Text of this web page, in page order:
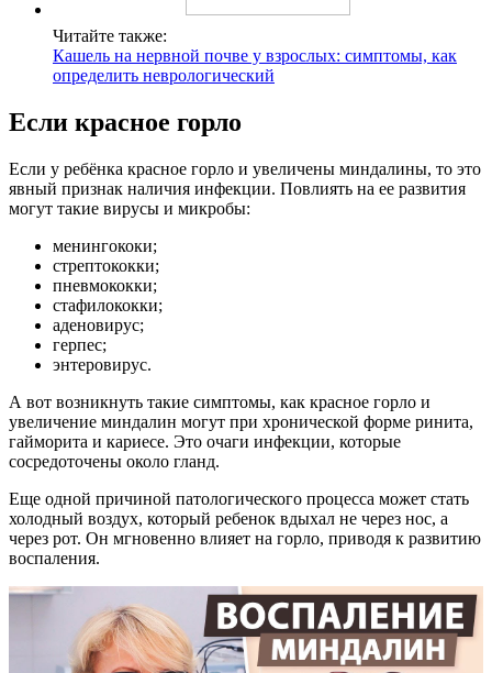
Читайте также:
Кашель на нервной почве у взрослых: симптомы, как
определить неврологический
Если красное горло
Если у ребёнка красное горло и увеличены миндалины, то это
явный признак наличия инфекции. Повлиять на ее развития
могут такие вирусы и микробы:
менингококи;
стрептококки;
пневмококки;
стафилококки;
аденовирус;
герпес;
энтеровирус.
А вот возникнуть такие симптомы, как красное горло и
увеличение миндалин могут при хронической форме ринита,
гайморита и кариесе. Это очаги инфекции, которые
сосредоточены около гланд.
Еще одной причиной патологического процесса может стать
холодный воздух, который ребенок вдыхал не через нос, а
через рот. Он мгновенно влияет на горло, приводя к развитию
воспаления.